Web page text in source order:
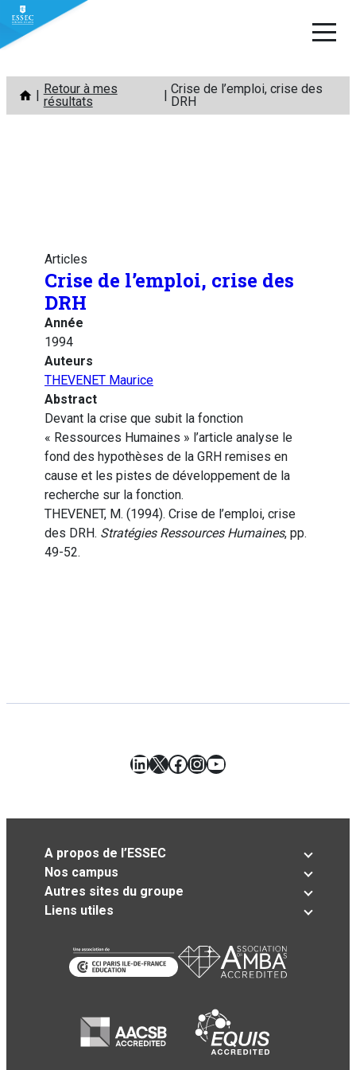
Aller
contenu
Retour à mes
résultats
Crise de l’emploi, crise des
DRH
Articles
Crise de l’emploi, crise des
DRH
Année
1994
Auteurs
THEVENET Maurice
Abstract
Devant la crise que subit la fonction
« Ressources Humaines » l’article analyse le
fond des hypothèses de la GRH remises en
cause et les pistes de développement de la
recherche sur la fonction.
THEVENET, M. (1994). Crise de l’emploi, crise
des DRH. Stratégies Ressources Humaines, pp.
49-52.
LinkedIn
X Facebook
Instagram
YouTube
A propos de l’ESSEC
Nos campus
Autres sites du groupe
Liens utiles